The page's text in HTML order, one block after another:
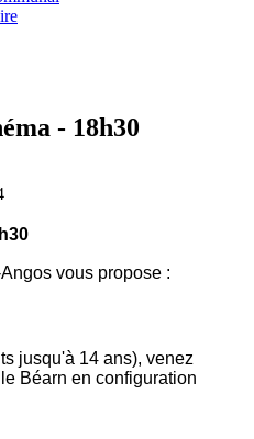
- 18h30
vous propose :
jusqu'à 14 ans), venez
Béarn en configuration